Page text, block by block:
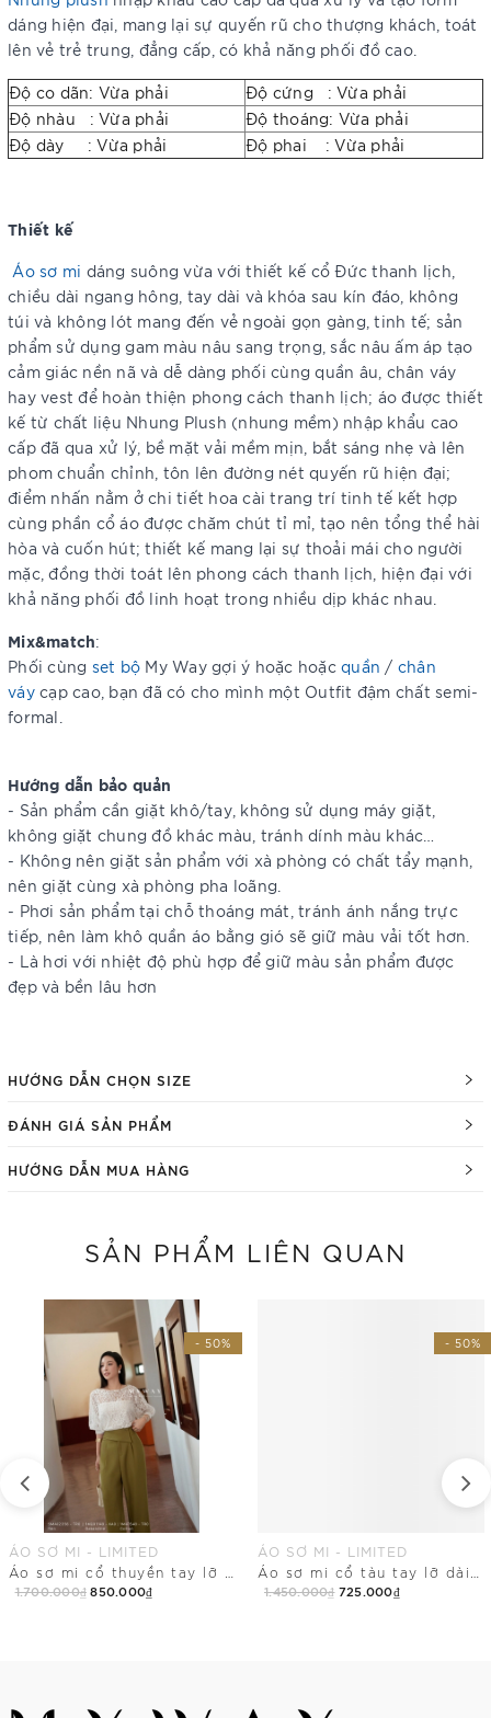
dáng hiện đại, mang lại sự quyến rũ cho thượng khách, toát
lên vẻ trẻ trung, đẳng cấp, có khả năng phối đồ cao.
Độ co dãn: Vừa phải
Độ cứng : Vừa phải
Độ nhàu : Vừa phải
Độ thoáng: Vừa phải
Độ dày : Vừa phải
Độ phai : Vừa phải
Thiết kế
Áo sơ mi dáng suông vừa với thiết kế cổ Đức thanh lịch,
chiều dài ngang hông, tay dài và khóa sau kín đáo, không
túi và không lót mang đến vẻ ngoài gọn gàng, tinh tế; sản
phẩm sử dụng gam màu nâu sang trọng, sắc nâu ấm áp tạo
cảm giác nền nã và dễ dàng phối cùng quần âu, chân váy
hay vest để hoàn thiện phong cách thanh lịch; áo được thiết
kế từ chất liệu Nhung Plush (nhung mềm) nhập khẩu cao
cấp đã qua xử lý, bề mặt vải mềm mịn, bắt sáng nhẹ và lên
phom chuẩn chỉnh, tôn lên đường nét quyến rũ hiện đại;
điểm nhấn nằm ở chi tiết hoa cài trang trí tinh tế kết hợp
cùng phần cổ áo được chăm chút tỉ mỉ, tạo nên tổng thể hài
hòa và cuốn hút; thiết kế mang lại sự thoải mái cho người
mặc, đồng thời toát lên phong cách thanh lịch, hiện đại với
khả năng phối đồ linh hoạt trong nhiều dịp khác nhau.
Mix&match:
Phối cùng set bộ My Way gợi ý hoặc hoặc quần / chân
váycạp cao, bạn đã có cho mình một Outfit đậm chất semi-
formal.
Hướng dẫn bảo quản
- Sản phẩm cần giặt khô/tay, không sử dụng máy giặt,
không giặt chung đồ khác màu, tránh dính màu khác…
- Không nên giặt sản phẩm với xà phòng có chất tẩy mạnh,
nên giặt cùng xà phòng pha loãng.
- Phơi sản phẩm tại chỗ thoáng mát, tránh ánh nắng trực
tiếp, nên làm khô quần áo bằng gió sẽ giữ màu vải tốt hơn.
- Là hơi với nhiệt độ phù hợp để giữ màu sản phẩm được
đẹp và bền lâu hơn
HƯỚNG DẪN CHỌN SIZE
ĐÁNH GIÁ SẢN PHẨM
HƯỚNG DẪN MUA HÀNG
SẢN PHẨM LIÊN QUAN
- 50%
ÁO SƠ MI - LIMITED
1.700.000₫ 850.000₫
- 50%
ÁO SƠ MI - LIMITED
1.450.000₫ 725.000₫